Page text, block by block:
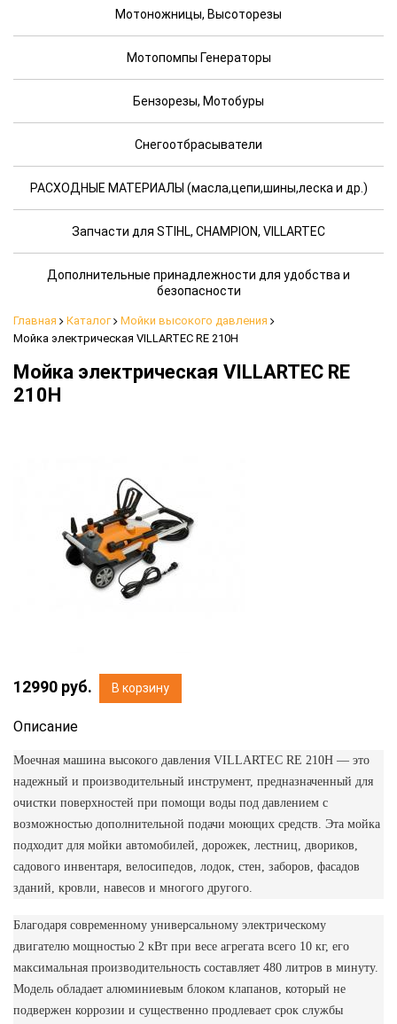
Мотоножницы, Высоторезы
Мотопомпы Генераторы
Бензорезы, Мотобуры
Снегоотбрасыватели
РАСХОДНЫЕ МАТЕРИАЛЫ (масла,цепи,шины,леска и др.)
Запчасти для STIHL, CHAMPION, VILLARTEC
Дополнительные принадлежности для удобства и
безопасности
Главная Каталог
Мойки высокого давления
Мойка электрическая VILLARTEC RE 210H
Мойка электрическая VILLARTEC RE
210H
12990 руб. В корзину
Описание
Моечная машина высокого давления VILLARTEC RE 210Н — это
надежный и производительный инструмент, предназначенный для
очистки поверхностей при помощи воды под давлением с
возможностью дополнительной подачи моющих средств. Эта мойка
подходит для мойки автомобилей, дорожек, лестниц, двориков,
садового инвентаря, велосипедов, лодок, стен, заборов, фасадов
зданий, кровли, навесов и многого другого.
Благодаря современному универсальному электрическому
двигателю мощностью 2 кВт при весе агрегата всего 10 кг, его
максимальная производительность составляет 480 литров в минуту.
Модель обладает алюминиевым блоком клапанов, который не
подвержен коррозии и существенно продлевает срок службы